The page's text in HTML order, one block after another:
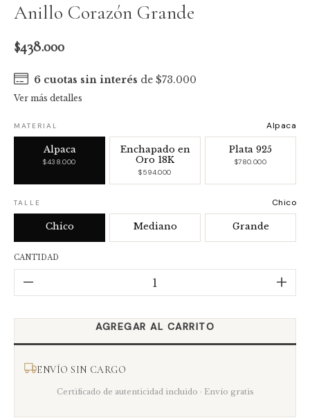
Anillo Corazón Grande
$438.000
6cuotas sin interés de $73.000
Ver más detalles
MATERIAL Alpaca
Alpaca
$438.000
Enchapado en
Oro 18K
$594.000
Plata 925
$780.000
TALLE Chico
Chico Mediano Grande
CANTIDAD
ENVÍO SIN CARGO
Certificado de autenticidad incluido · Envío gratis